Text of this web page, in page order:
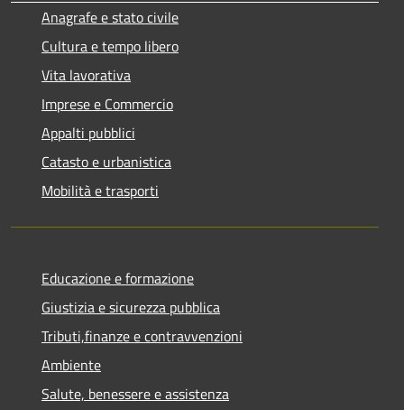
Anagrafe e stato civile
Cultura e tempo libero
Vita lavorativa
Imprese e Commercio
Appalti pubblici
Catasto e urbanistica
Mobilità e trasporti
Educazione e formazione
Giustizia e sicurezza pubblica
Tributi,finanze e contravvenzioni
Ambiente
Salute, benessere e assistenza